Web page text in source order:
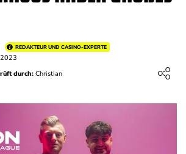
Inhalte
REDAKTEUR UND CASINO-EXPERTE
durch: Christian